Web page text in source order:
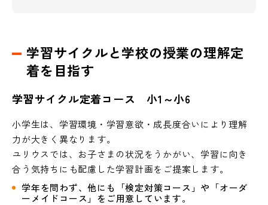
学習サイクルと学校の授業の理解定
着を目指す
学習サイクル定着コース 小1～小6
小学生は、学習環境・学習意欲・成長度合いにより理解
力が大きく異なります。
ユリウスでは、お子さまの状況をうかがい、学習に向き
合う気持ちにも配慮した学習計画をご提案します。
学年を問わず、他にも「検定対策コース」や「オーダ
ーメイドコース」をご用意しています。